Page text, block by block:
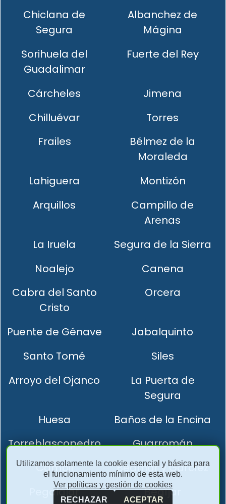
Chiclana de
Segura
Albanchez de
Mágina
Sorihuela del
Guadalimar
Fuerte del Rey
Cárcheles
Jimena
Chilluévar
Torres
Frailes
Bélmez de la
Moraleda
Lahiguera
Montizón
Arquillos
Campillo de
Arenas
La Iruela
Segura de la Sierra
Noalejo
Canena
Cabra del Santo
Cristo
Orcera
Puente de Génave
Jabalquinto
Santo Tomé
Siles
Arroyo del Ojanco
La Puerta de
Segura
Huesa
Baños de la Encina
Torreblascopedro
Guarromán
Cambil
Bedmar y Garcíez
Pegalajar
Begíjar
Utilizamos solamente la cookie esencial y básica para
el funcionamiento mínimo de esta web.
Ver políticas y gestión de cookies
RECHAZAR
ACEPTAR